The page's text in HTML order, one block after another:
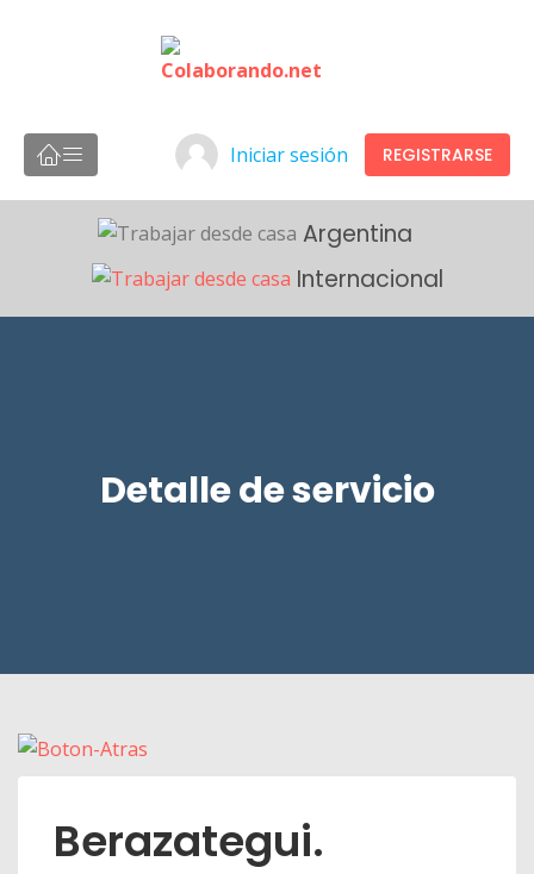
Iniciar sesión REGISTRARSE
Argentina
Internacional
Detalle de servicio
Berazategui.